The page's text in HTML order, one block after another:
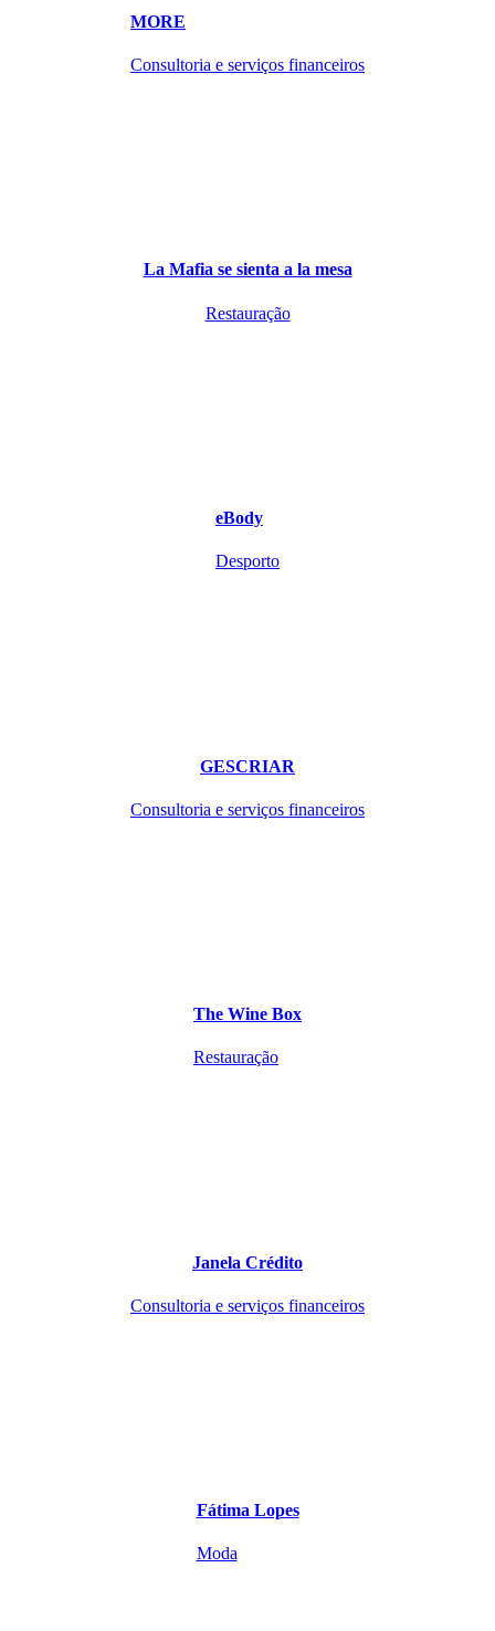
MORE
Consultoria e serviços financeiros
La Mafia se sienta a la mesa
Restauração
eBody
Desporto
GESCRIAR
Consultoria e serviços financeiros
The Wine Box
Restauração
Janela Crédito
Consultoria e serviços financeiros
Fátima Lopes
Moda